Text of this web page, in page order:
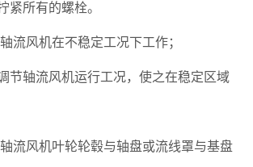
所有的螺栓。
风机在不稳定工况下工作；
轴流风机运行工况，使之在稳定区域
流风机叶轮轮毂与轴盘或流线罩与基盘